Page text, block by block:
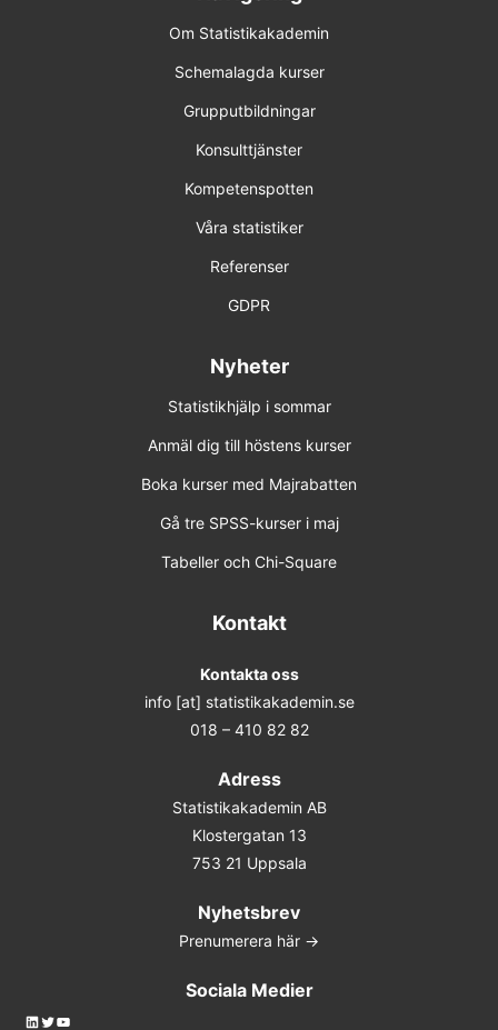
Om Statistikakademin
Schemalagda kurser
Grupputbildningar
Konsulttjänster
Kompetenspotten
Våra statistiker
Referenser
GDPR
Nyheter
Statistikhjälp i sommar
Anmäl dig till höstens kurser
Boka kurser med Majrabatten
Gå tre SPSS-kurser i maj
Tabeller och Chi-Square
Kontakt
Kontakta oss
info [at] statistikakademin.se
018 – 410 82 82
Adress
Statistikakademin AB
Klostergatan 13
753 21 Uppsala
Nyhetsbrev
Prenumerera här ->
Sociala Medier
LinkedIn
Twitter
YouTube